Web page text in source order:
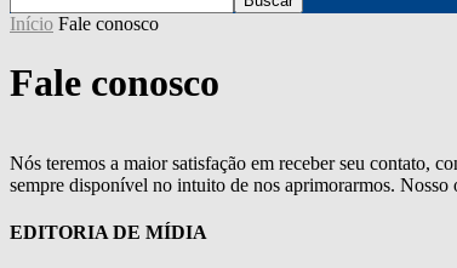
Início Fale conosco
Fale conosco
Nós teremos a maior satisfação em receber seu contato,
sempre disponível no intuito de nos aprimorarmos. Nosso
EDITORIA DE MÍDIA